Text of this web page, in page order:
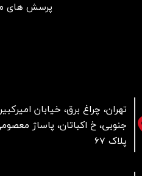
تهران، چراغ برق، خیابان
جنوبی، خ اکباتان، پاساژ
پلاک 67
پرسش های